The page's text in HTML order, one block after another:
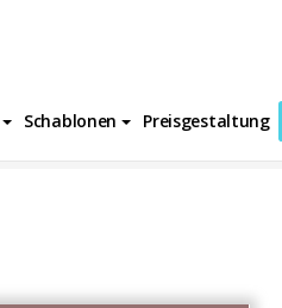
Schablonen Preisgestaltung